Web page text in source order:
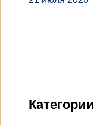
Категории